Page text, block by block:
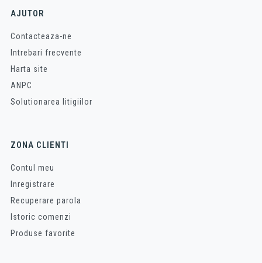
AJUTOR
Contacteaza-ne
Intrebari frecvente
Harta site
ANPC
Solutionarea litigiilor
ZONA CLIENTI
Contul meu
Inregistrare
Recuperare parola
Istoric comenzi
Produse favorite